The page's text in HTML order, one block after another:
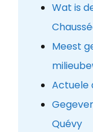
Wat is
Meest
Actuele
Quévy